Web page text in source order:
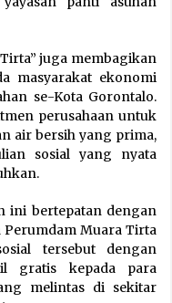
juga membagikan
masyarakat ekonomi
se-Kota Gorontalo.
perusahaan untuk
air bersih yang prima,
sosial yang nyata
ini bertepatan dengan
Perumdam Muara Tirta
tersebut dengan
gratis kepada para
melintas di sekitar